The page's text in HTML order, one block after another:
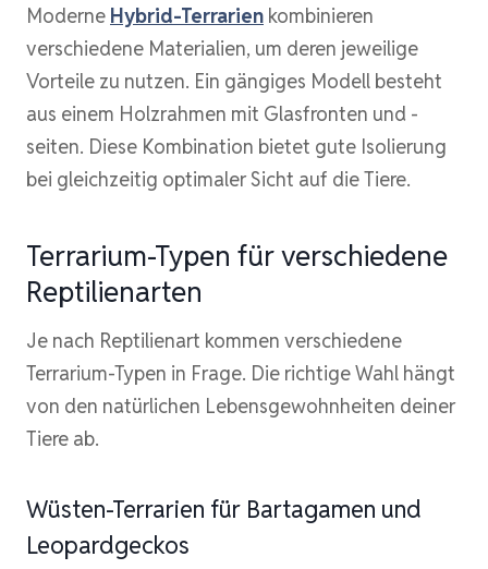
Moderne Hybrid-Terrarien kombinieren
verschiedene Materialien, um deren jeweilige
Vorteile zu nutzen. Ein gängiges Modell besteht
aus einem Holzrahmen mit Glasfronten und -
seiten. Diese Kombination bietet gute Isolierung
bei gleichzeitig optimaler Sicht auf die Tiere.
Terrarium-Typen für verschiedene
Reptilienarten
Je nach Reptilienart kommen verschiedene
Terrarium-Typen in Frage. Die richtige Wahl hängt
von den natürlichen Lebensgewohnheiten deiner
Tiere ab.
Wüsten-Terrarien für Bartagamen und
Leopardgeckos